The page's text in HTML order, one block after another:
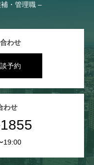
・管理職 –
わせ
予約
わせ
19:00